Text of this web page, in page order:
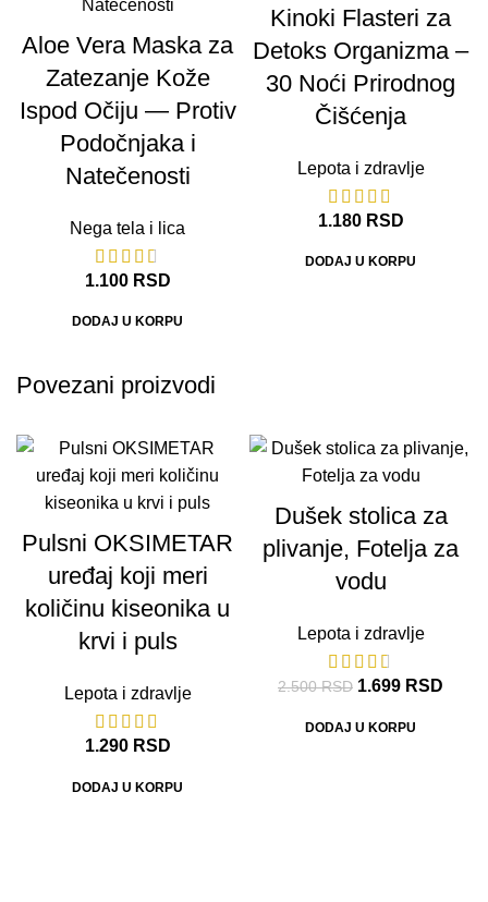
Aloe Vera Maska za
Zatezanje Kože
Ispod Očiju — Protiv
Podočnjaka i
Natečenosti
Nega tela i lica
1.100 RSD
DODAJ U KORPU
Kinoki Flasteri za
Detoks Organizma –
30 Noći Prirodnog
Čišćenja
Lepota i zdravlje
1.180 RSD
DODAJ U KORPU
Povezani proizvodi
Pulsni OKSIMETAR
uređaj koji meri
količinu kiseonika u
krvi i puls
Lepota i zdravlje
1.290 RSD
DODAJ U KORPU
Dušek stolica za
plivanje, Fotelja za
vodu
Lepota i zdravlje
2.500RSD 1.699 RSD
DODAJ U KORPU